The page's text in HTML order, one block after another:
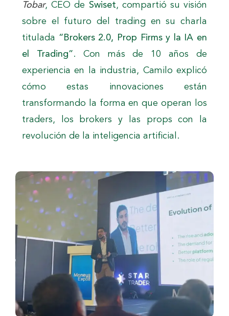
Tobar, CEO de Swiset, compartió su visión
sobre el futuro del trading en su charla
titulada “Brokers 2.0, Prop Firms y la IA en
el Trading” . Con más de 10 años de
experiencia en la industria, Camilo explicó
cómo estas innovaciones están
transformando la forma en que operan los
traders, los brokers y las props con la
revolución de la inteligencia artificial.